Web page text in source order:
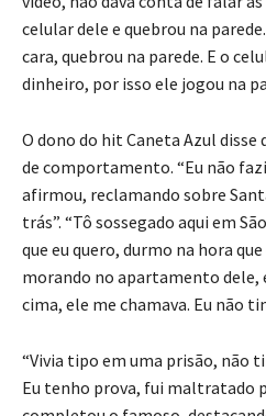
celular dele e quebrou na
cara, quebrou na parede. E o
dinheiro, por isso ele jogou na
O dono do hit Caneta Azul disse
de comportamento. “Eu não
afirmou, reclamando sobre
trás”. “Tô sossegado aqui em
que eu quero, durmo na hora
morando no apartamento dele,
cima, ele me chamava. Eu não
“Vivia tipo em uma prisão, não
Eu tenho prova, fui maltratado